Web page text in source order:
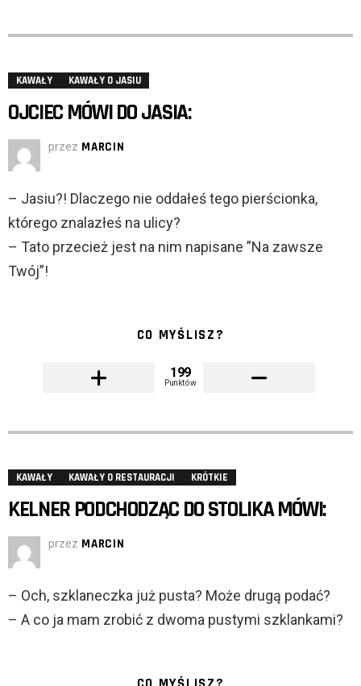
KAWAŁY KAWAŁY O JASIU
OJCIEC MÓWI DO JASIA:
przez MARCIN
– Jasiu?! Dlaczego nie oddałeś tego pierścionka,
którego znalazłeś na ulicy?
– Tato przecież jest na nim napisane ”Na zawsze
Twój”!
CO MYŚLISZ?
199
Punktów
KAWAŁY KAWAŁY O RESTAURACJI KRÓTKIE
KELNER PODCHODZĄC DO STOLIKA MÓWI:
przez MARCIN
– Och, szklaneczka już pusta? Może drugą podać?
– A co ja mam zrobić z dwoma pustymi szklankami?